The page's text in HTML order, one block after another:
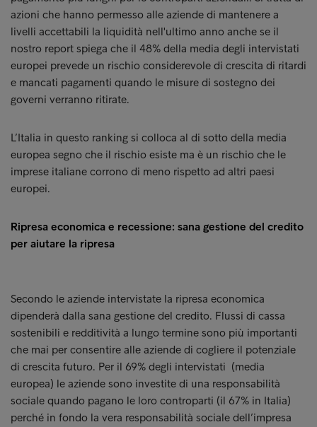
azioni che hanno permesso alle aziende di mantenere a
livelli accettabili la liquidità nell'ultimo anno anche se il
nostro report spiega che il 48% della media degli intervistati
europei prevede un rischio considerevole di crescita di ritardi
e mancati pagamenti quando le misure di sostegno dei
governi verranno ritirate.
L’Italia in questo ranking si colloca al di sotto della media
europea segno che il rischio esiste ma è un rischio che le
imprese italiane corrono di meno rispetto ad altri paesi
europei.
Ripresa economica e recessione: sana gestione del credito
per aiutare la ripresa
Secondo le aziende intervistate la ripresa economica
dipenderà dalla sana gestione del credito. Flussi di cassa
sostenibili e redditività a lungo termine sono più importanti
che mai per consentire alle aziende di cogliere il potenziale
di crescita futuro. Per il 69% degli intervistati (media
europea) le aziende sono investite di una responsabilità
sociale quando pagano le loro controparti (il 67% in Italia)
perché in fondo la vera responsabilità sociale dell’impresa